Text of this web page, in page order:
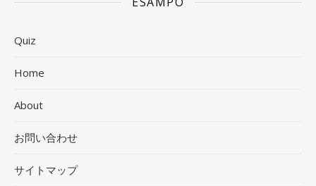
Quiz
Home
About
お問い合わせ
サイトマップ